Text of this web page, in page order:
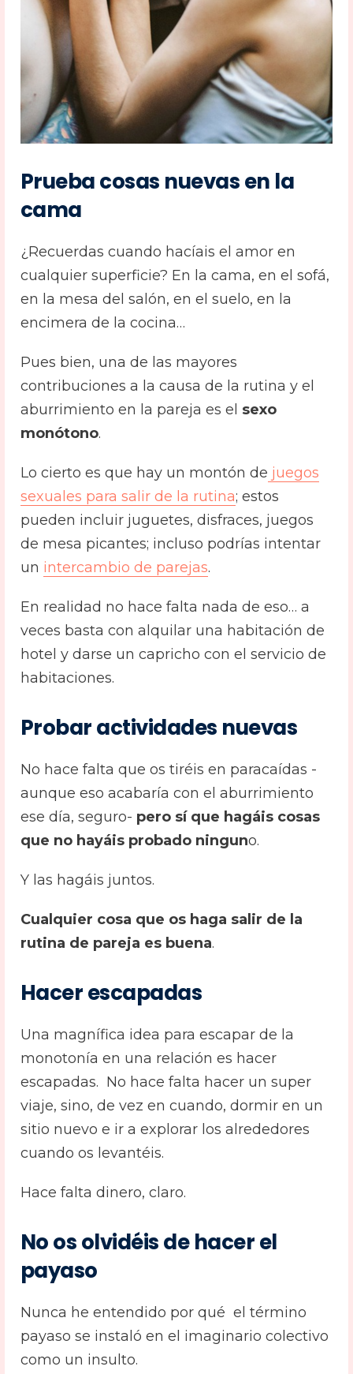
Prueba cosas nuevas en la
cama
¿Recuerdas cuando hacíais el amor en
cualquier superficie? En la cama, en el sofá,
en la mesa del salón, en el suelo, en la
encimera de la cocina…
Pues bien, una de las mayores
contribuciones a la causa de la rutina y el
aburrimiento en la pareja es el sexo
monótono.
Lo cierto es que hay un montón de juegos
sexuales para salir de la rutina; estos
pueden incluir juguetes, disfraces, juegos
de mesa picantes; incluso podrías intentar
un intercambio de parejas.
En realidad no hace falta nada de eso… a
veces basta con alquilar una habitación de
hotel y darse un capricho con el servicio de
habitaciones.
Probar actividades nuevas
No hace falta que os tiréis en paracaídas -
aunque eso acabaría con el aburrimiento
ese día, seguro- pero sí que hagáis cosas
que no hayáis probado ninguno.
Y las hagáis juntos.
Cualquier cosa que os haga salir de la
rutina de pareja es buena.
Hacer escapadas
Una magnífica idea para escapar de la
monotonía en una relación es hacer
escapadas. No hace falta hacer un super
viaje, sino, de vez en cuando, dormir en un
sitio nuevo e ir a explorar los alrededores
cuando os levantéis.
Hace falta dinero, claro.
No os olvidéis de hacer el
payaso
Nunca he entendido por qué el término
payaso se instaló en el imaginario colectivo
como un insulto.